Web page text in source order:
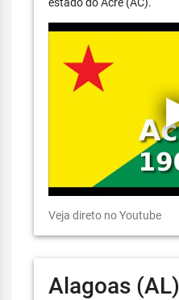
Veja direto no Youtube
Alagoas (AL)